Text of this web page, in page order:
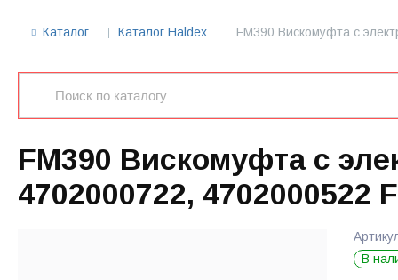
Каталог Каталог Haldex FM390 Вискомуфта с
FM390 Вискомуфта с
4702000722, 4702000522
В